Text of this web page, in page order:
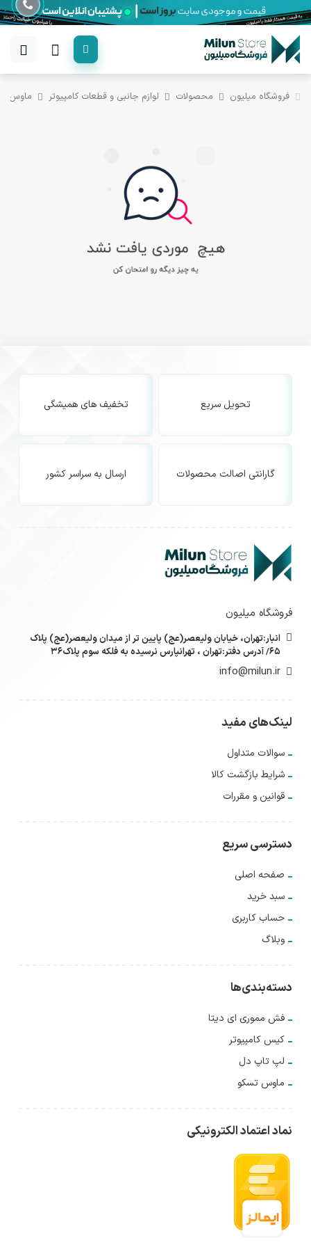
فروشگاه میلیون محصولات لوازم جانبی و قطعات کامپیوتر ماوس
تحویل سریع تخفیف های همیشگی
گارانتی اصالت محصولات ارسال به سراسر کشور
فروشگاه میلیون
انبار:تهران، خیابان ولیعصر(عج) پایین تر از میدان ولیعصر(عج) پلاک
۶۵/ آدرس دفتر:تهران ، تهرانپارس نرسیده به فلکه سوم پلاک۳۶
info@milun.ir
لینک‌های مفید
سوالات متداول
شرایط بازگشت کالا
قوانین و مقررات
دسترسی سریع
صفحه اصلی
سبد خرید
حساب کاربری
وبلاگ
دسته‌بندی‌ها
فش مموری ای دیتا
کیس کامپیوتر
لپ تاپ دل
ماوس تسکو
نماد اعتماد الکترونیکی